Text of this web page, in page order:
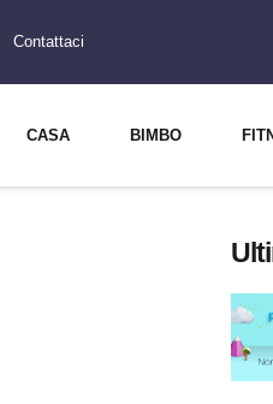
Contattaci
CASA BIMBO